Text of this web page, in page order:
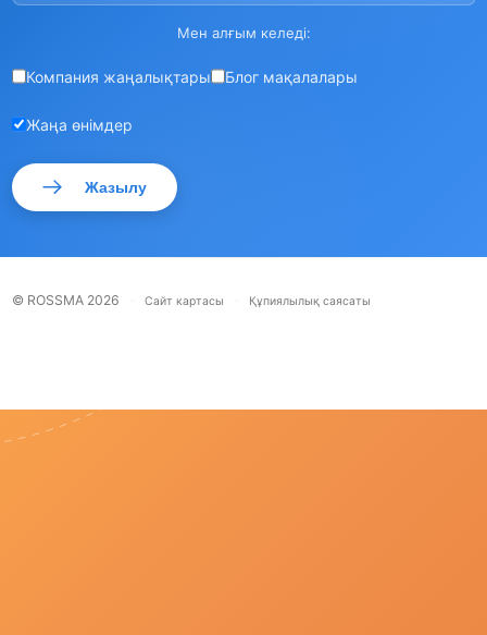
Мен алғым келеді:
Компания жаңалықтары Блог мақалалары
Жаңа өнімдер
Жазылу
© ROSSMA 2026 Сайт картасы Құпиялылық саясаты